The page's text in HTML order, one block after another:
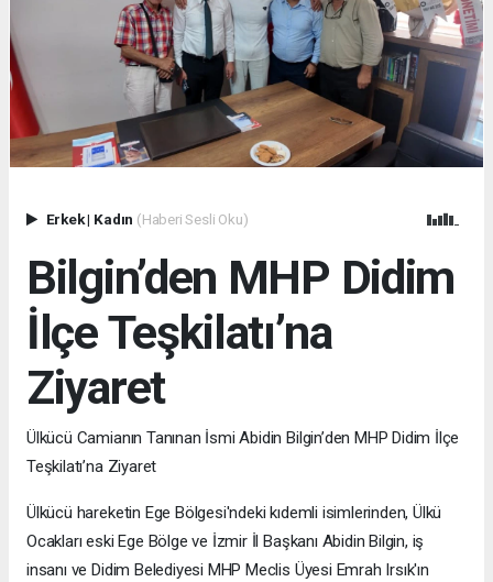
Erkek| Kadın (Haberi Sesli Oku)
Bilgin’den MHP Didim
İlçe Teşkilatı’na
Ziyaret
Ülkücü Camianın Tanınan İsmi Abidin Bilgin’den MHP Didim İlçe
Teşkilatı’na Ziyaret
Ülkücü hareketin Ege Bölgesi'ndeki kıdemli isimlerinden, Ülkü
Ocakları eski Ege Bölge ve İzmir İl Başkanı Abidin Bilgin, iş
insanı ve Didim Belediyesi MHP Meclis Üyesi Emrah Irsık'ın